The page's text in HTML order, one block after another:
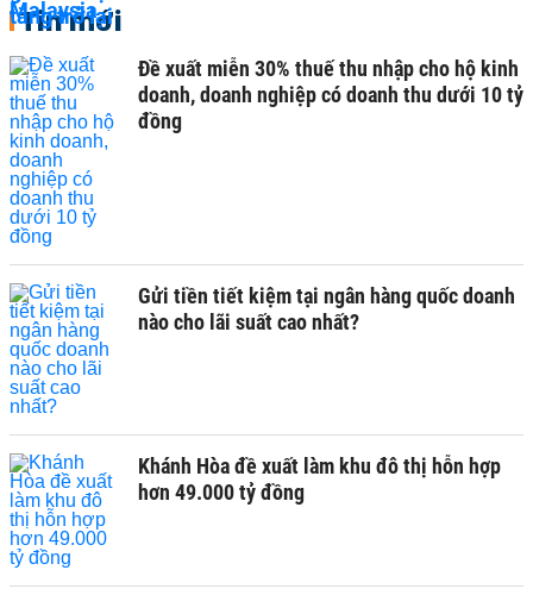
Tin mới
Đề xuất miễn 30% thuế thu nhập cho hộ kinh
doanh, doanh nghiệp có doanh thu dưới 10 tỷ
đồng
Gửi tiền tiết kiệm tại ngân hàng quốc doanh
nào cho lãi suất cao nhất?
Khánh Hòa đề xuất làm khu đô thị hỗn hợp
hơn 49.000 tỷ đồng